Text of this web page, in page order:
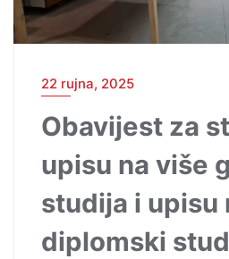
22 rujna, 2025
Obavijest za
upisu na više
studija i upisu
diplomski